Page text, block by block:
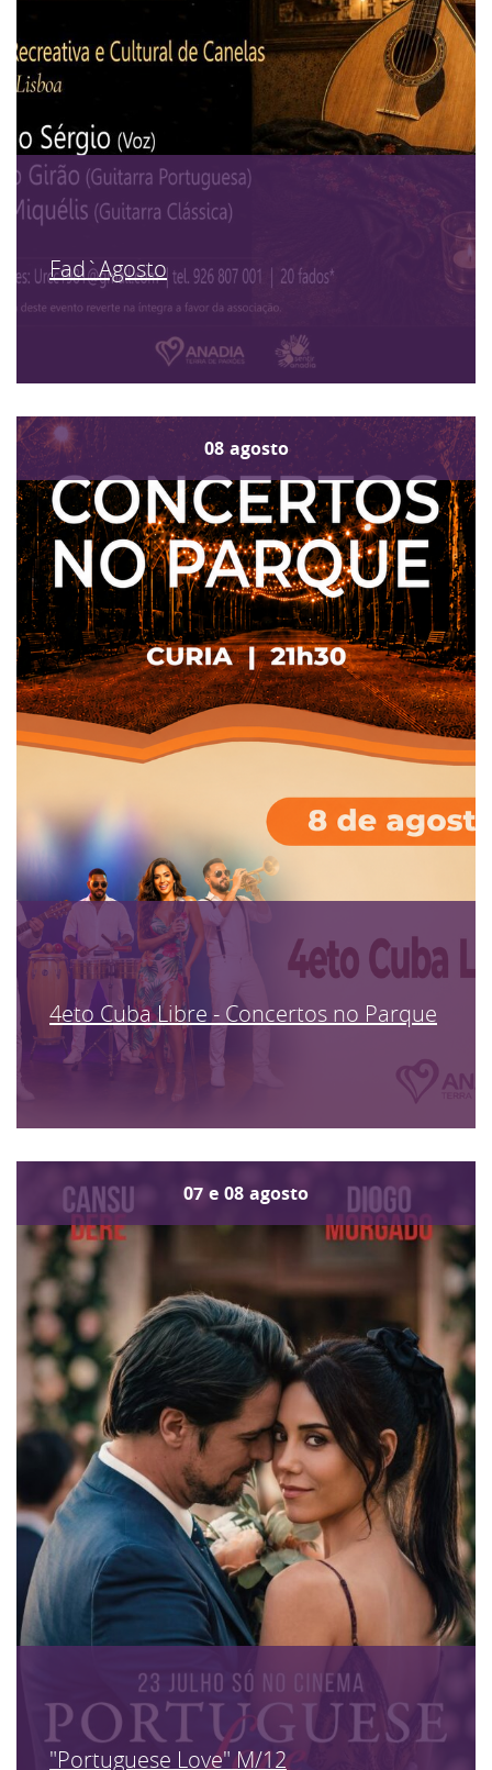
Fad`Agosto
08 agosto
4eto Cuba Libre - Concertos no Parque
07 e 08 agosto
"Portuguese Love" M/12